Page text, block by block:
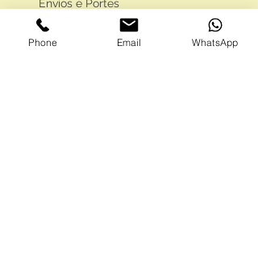
Envios e Portes
Marcas legais
Phone Email WhatsApp